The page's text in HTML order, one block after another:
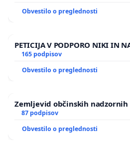
Obvestilo o preglednosti
PETICIJA V PODPORO NIKI IN
165 podpisov
Obvestilo o preglednosti
Zemljevid občinskih nadzornih
87 podpisov
Obvestilo o preglednosti